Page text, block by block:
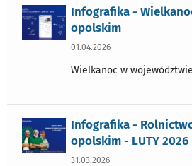
Infografika -
opolskim
01.04.2026
Wielkanoc w
Infografika -
opolskim - LUTY 2026
31.03.2026